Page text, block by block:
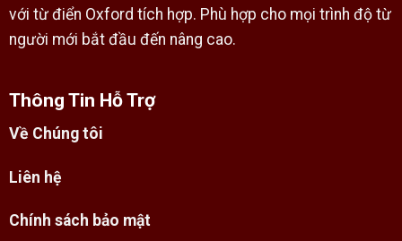
với từ điển Oxford tích hợp. Phù hợp cho mọi trình độ từ
người mới bắt đầu đến nâng cao.
Thông Tin Hỗ Trợ
Về Chúng tôi
Liên hệ
Chính sách bảo mật